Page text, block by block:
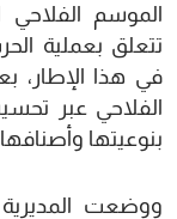
الموسم الفلاحي
تتعلق بعملية
في هذا الإطار،
الفلاحي عبر
بنوعيتها
ووضعت